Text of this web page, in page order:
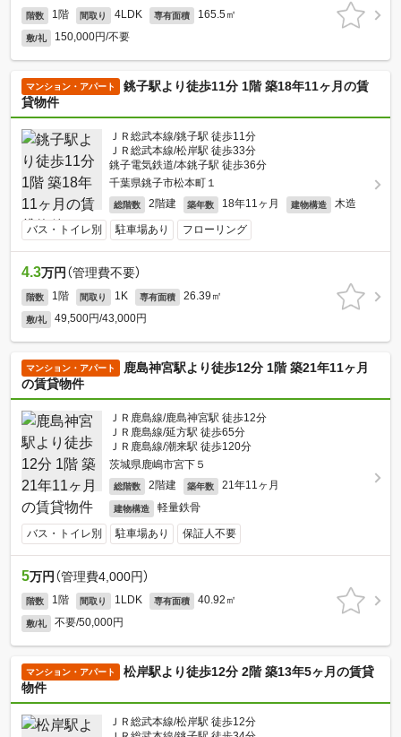
階数 1階 間取り 4LDK 専有面積 165.5㎡
敷/礼 150,000円/不要
マンション・アパート
銚子駅より徒歩11分 1階 築18年11ヶ月の賃
貸物件
ＪＲ総武本線/銚子駅 徒歩11分
ＪＲ総武本線/松岸駅 徒歩33分
銚子電気鉄道/本銚子駅 徒歩36分
千葉県銚子市松本町１
総階数 2階建 築年数 18年11ヶ月 建物構造 木造
バス・トイレ別 駐車場あり フローリング
4.3万円 （管理費不要）
階数 1階 間取り 1K 専有面積 26.39㎡
敷/礼 49,500円/43,000円
マンション・アパート
鹿島神宮駅より徒歩12分 1階 築21年11ヶ月
の賃貸物件
ＪＲ鹿島線/鹿島神宮駅 徒歩12分
ＪＲ鹿島線/延方駅 徒歩65分
ＪＲ鹿島線/潮来駅 徒歩120分
茨城県鹿嶋市宮下５
総階数 2階建 築年数 21年11ヶ月
建物構造 軽量鉄骨
バス・トイレ別 駐車場あり 保証人不要
5万円 （管理費4,000円）
階数 1階 間取り 1LDK 専有面積 40.92㎡
敷/礼 不要/50,000円
マンション・アパート
松岸駅より徒歩12分 2階 築13年5ヶ月の賃貸
物件
ＪＲ総武本線/松岸駅 徒歩12分